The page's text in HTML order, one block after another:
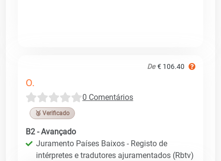
De € 106.40
O.
0 Comentários
🥉 Verificado
B2 - Avançado
Juramento Países Baixos - Registo de
intérpretes e tradutores ajuramentados (Rbtv)